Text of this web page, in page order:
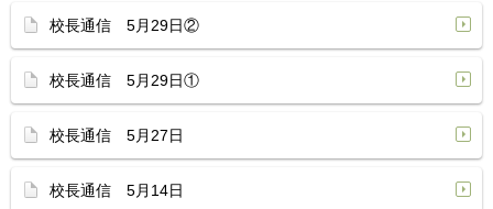
校長通信 5月29日②
校長通信 5月29日①
校長通信 5月27日
校長通信 5月14日